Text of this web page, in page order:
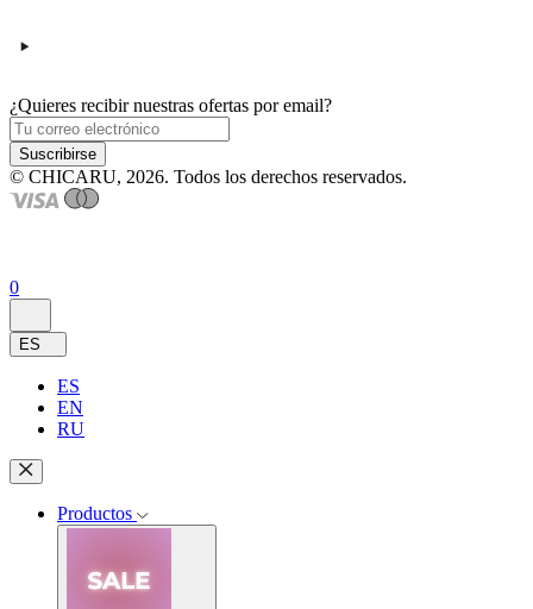
¿Quieres recibir nuestras ofertas por email?
Suscribirse
© CHICARU, 2026. Todos los derechos reservados.
0
ES
ES
EN
RU
Productos